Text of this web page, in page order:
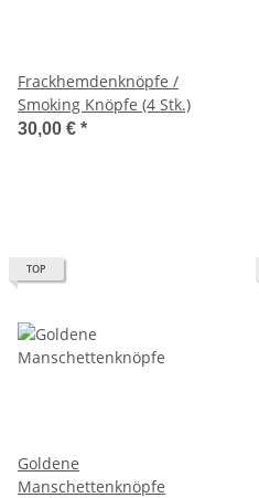
Frackhemdenknöpfe /
Smoking Knöpfe (4 Stk.)
30,00 € *
TOP
Goldene
Manschettenknöpfe